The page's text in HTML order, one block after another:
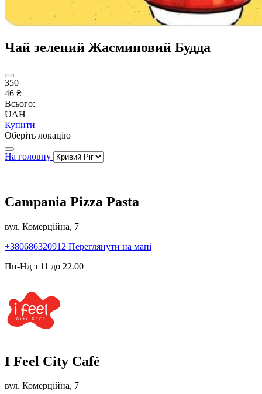
Чай зелений Жасминовий Будда
350
46 ₴
Всього:
UAH
Купити
Оберіть локацію
На головну
Campania Pizza Pasta
вул. Комерційна, 7
+380686320912 Переглянути на мапі
Пн-Нд з 11 до 22.00
I Feel City Café
вул. Комерційна, 7